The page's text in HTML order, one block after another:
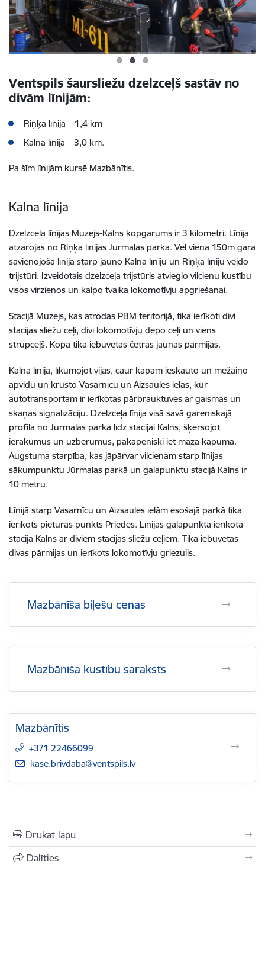
Ventspils šaursliežu dzelzceļš sastāv no
divām līnijām:
Riņķa līnija – 1,4 km
Kalna līnija – 3,0 km.
Pa šīm līnijām kursē Mazbānītis.
Kalna līnija
Dzelzceļa līnijas Muzejs-Kalns kopgarums ir 3 kilometri. Līnija
atzarojas no Riņķa līnijas Jūrmalas parkā. Vēl viena 150m gara
savienojoša līnija starp jauno Kalna līniju un Riņķa līniju veido
trijstūri. Izveidotais dzelzceļa trijstūris atvieglo vilcienu kustību
visos virzienos un kalpo tvaika lokomotīvju apgriešanai.
Stacijā Muzejs, kas atrodas PBM teritorijā, tika ierīkoti divi
stacijas sliežu ceļi, divi lokomotīvju depo ceļi un viens
strupceļš. Kopā tika iebūvētas četras jaunas pārmijas.
Kalna līnija, līkumojot vijas, caur kāpām ieskauto un mežaino
apvidu un krusto Vasarnīcu un Aizsaules ielas, kur
autotransportam ir ierīkotas pārbrauktuves ar gaismas un
skaņas signalizāciju. Dzelzceļa līnija visā savā gareniskajā
profilā no Jūrmalas parka līdz stacijai Kalns, šķērsojot
ierakumus un uzbērumus, pakāpeniski iet mazā kāpumā.
Augstuma starpība, kas jāpārvar vilcienam starp līnijas
sākumpunktu Jūrmalas parkā un galapunktu stacijā Kalns ir
10 metru.
Līnijā starp Vasarnīcu un Aizsaules ielām esošajā parkā tika
ierīkots pieturas punkts Priedes. Līnijas galapunktā ierīkota
stacija Kalns ar diviem stacijas sliežu ceļiem. Tika iebūvētas
divas pārmijas un ierīkots lokomotīvju griezulis.
Mazbānīša biļešu cenas
Mazbānīša kustību saraksts
Mazbānītis
+371 22466099
E-pasts:
kase.brivdaba@ventspils.lv
Drukāt lapu
Dalīties